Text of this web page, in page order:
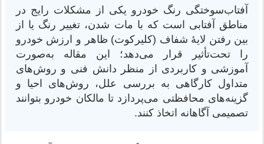
آفتاب‌سوختگی رنگ خودرو یکی از مشکلات رایج در
مناطق آفتابی است که با مات شدن، تغییر رنگ یا از
بین رفتن لایهٔ شفاف (کلیرکوت) ظاهر و ارزش خودرو
را تحت‌تأثیر قرار می‌دهد؛ این مقاله به‌صورت
آموزشی و کاربردی از منظر دانش فنی و روش‌های
متداول کارگاهی به بررسی علل، روش‌های احیا و
گزینه‌های محافظتی می‌پردازد تا مالکان خودرو بتوانند
تصمیمی آگاهانه اتخاذ کنند.